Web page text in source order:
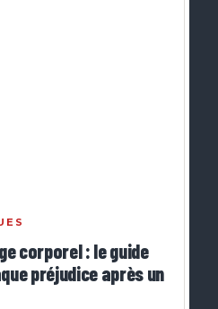
corporel : le guide
préjudice après un